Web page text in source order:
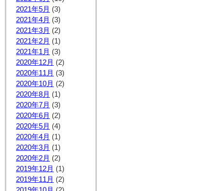
2021年5月 (3)
2021年4月 (3)
2021年3月 (2)
2021年2月 (1)
2021年1月 (3)
2020年12月 (2)
2020年11月 (3)
2020年10月 (2)
2020年8月 (1)
2020年7月 (3)
2020年6月 (2)
2020年5月 (4)
2020年4月 (1)
2020年3月 (1)
2020年2月 (2)
2019年12月 (1)
2019年11月 (2)